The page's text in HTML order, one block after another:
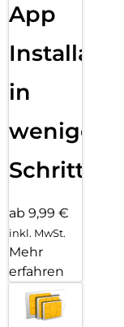
App
Installation
in
wenigen
Schritten
ab 9,99 €
inkl. MwSt.
Mehr
erfahren